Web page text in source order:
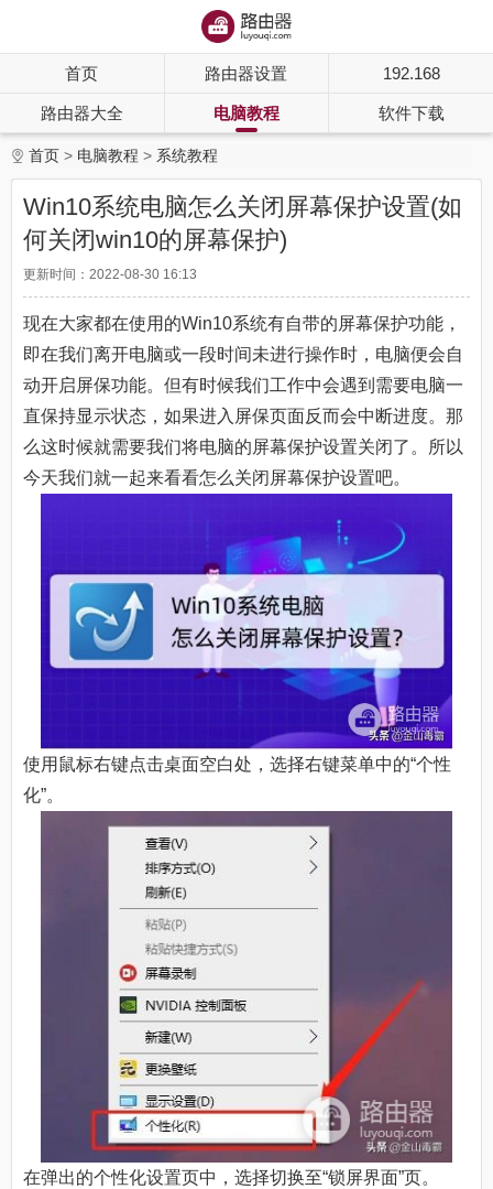
首页 路由器设置 192.168
路由器大全 电脑教程 软件下载
首页 电脑教程 系统教程
Win10系统电脑怎么关闭屏幕保护设置(如
何关闭win10的屏幕保护)
更新时间：2022-08-30 16:13
现在大家都在使用的Win10系统有自带的屏幕保护功能，
即在我们离开电脑或一段时间未进行操作时，电脑便会自
动开启屏保功能。但有时候我们工作中会遇到需要电脑一
直保持显示状态，如果进入屏保页面反而会中断进度。那
么这时候就需要我们将电脑的屏幕保护设置关闭了。所以
今天我们就一起来看看怎么关闭屏幕保护设置吧。
使用鼠标右键点击桌面空白处，选择右键菜单中的“个性
化”。
在弹出的个性化设置页中，选择切换至“锁屏界面”页。